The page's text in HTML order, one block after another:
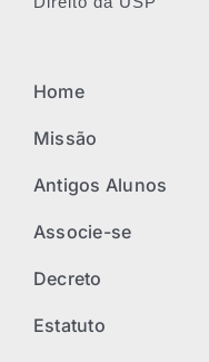
Home
Missão
Antigos Alunos
Associe-se
Decreto
Estatuto